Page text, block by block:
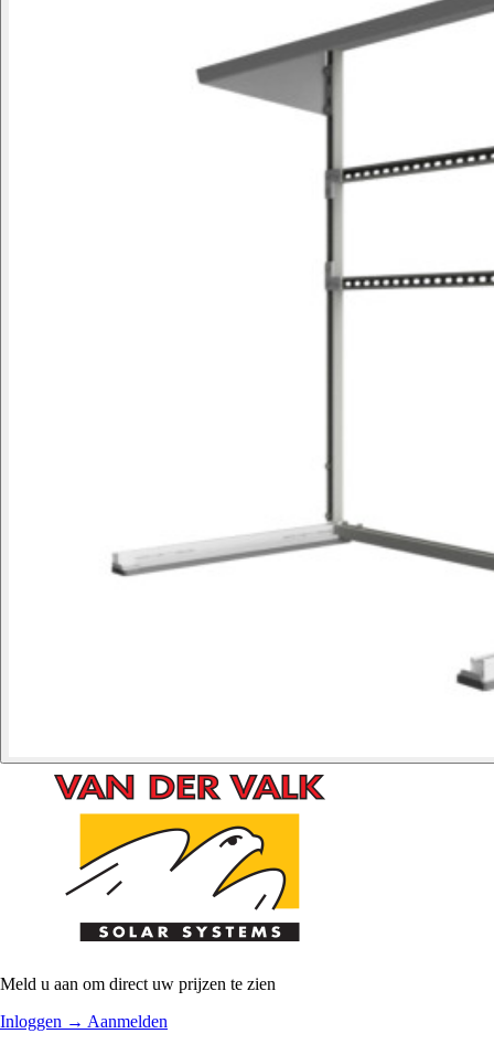
Meld u aan om direct uw prijzen te zien
Inloggen → Aanmelden